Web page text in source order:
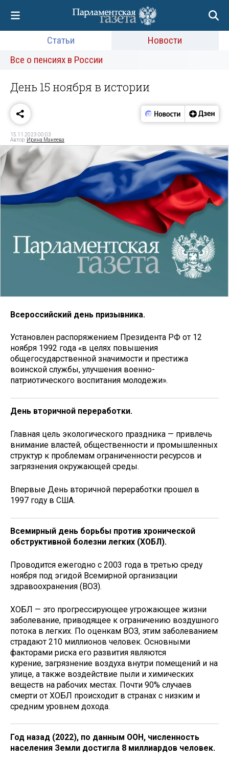
Статьи
Новости
Все о пенсиях в России
День 15 ноября в истории
15.11.2023 00:03
Автор: Ирина Макеева
Всероссийский день призывника.
Установлен распоряже­нием Президента РФ от 12
ноября 1992 года «в целях повышения
общегосударственной значимости и престижа
воинской службы, улучшения военно-
патриотического воспитания молодежи».
День вторичной переработки.
Главная цель экологического праздника — привлечь
внимание властей, общественности и промышленных
структур к проблемам ограниченности ресурсов и
загрязнения окружающей среды.
Впервые День вторичной переработки прошел в
1997 году в США.
Всемирный день борьбы против хронической
обструктивной болезни легких (ХОБЛ).
Проводится ежегодно с 2003 года в третью среду
ноября под эгидой Всемирной организации
здравоохранения (ВОЗ).
ХОБЛ — это прогрессирующее угрожающее жизни
заболевание, приводящее к ограничению воздушного
потока в легких. По оценкам ВОЗ, этим заболеванием
страдают 210 миллионов человек. Основными
факторами риска его развития являются
курение, загрязнение воздуха внутри помещений и на
улице, а также воздействие пыли и химических
веществ на рабочих местах. Почти 90% случаев
смерти от ХОБЛ происходит в странах с низким и
средним уровнем дохода.
Год назад (2022), по данным ООН, численность
населения Земли достигла 8 миллиардов человек.